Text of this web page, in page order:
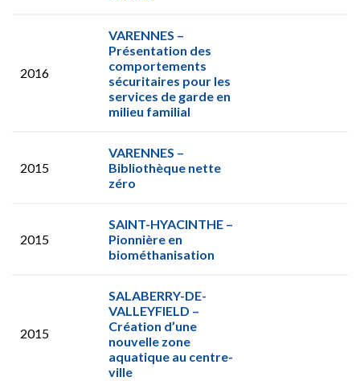
2016
VARENNES –
Présentation des
comportements
sécuritaires pour les
services de garde en
milieu familial
2015
VARENNES –
Bibliothèque nette
zéro
2015
SAINT-HYACINTHE –
Pionnière en
biométhanisation
2015
SALABERRY-DE-
VALLEYFIELD –
Création d’une
nouvelle zone
aquatique au centre-
ville